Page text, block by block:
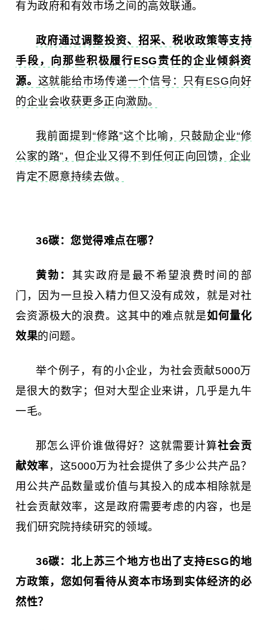
有为政府和有效市场之间的高效联通。
政府通过调整投资、招采、税收政策等支持
手段，向那些积极履行ESG责任的企业倾斜资
源。 这就能给市场传递一个信号：只有ESG向好
的企业会收获更多正向激励。
我前面提到“修路”这个比喻，只鼓励企业“修
公家的路”，但企业又得不到任何正向回馈，企业
肯定不愿意持续去做。
36碳： 您觉得难点在哪？
黄勃： 其实政府是最不希望浪费时间的部
门，因为一旦投入精力但又没有成效，就是对社
会资源极大的浪费。这其中的难点就是如何量化
效果的问题。
举个例子，有的小企业，为社会贡献5000万
是很大的数字；但对大型企业来讲，几乎是九牛
一毛。
那怎么评价谁做得好？这就需要计算社会贡
献效率 ，这5000万为社会提供了多少公共产品？
用公共产品数量或价值与其投入的成本相除就是
社会贡献效率，这是政府需要考虑的内容，也是
我们研究院持续研究的领域。
36碳： 北上苏三个地方也出了支持ESG的地
方政策，您如何看待从资本市场到实体经济的必
然性？